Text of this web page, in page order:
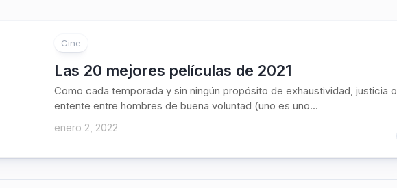
Cine
Las 20 mejores películas de 2021
Como cada temporada y sin ningún propósito de exhaustividad, justicia o
entente entre hombres de buena voluntad (uno es uno...
enero 2, 2022